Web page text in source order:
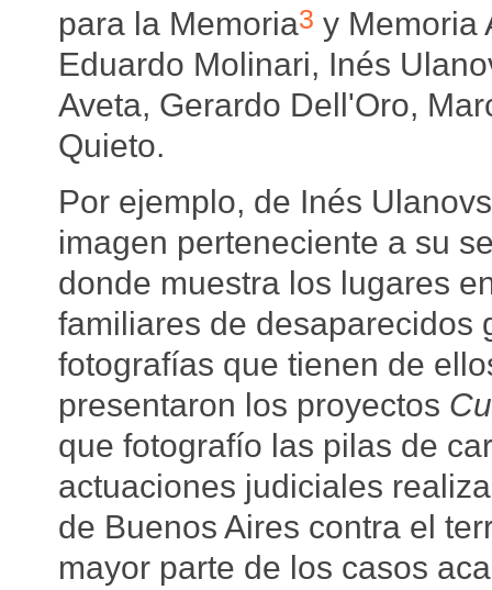
para la Memoria3 y Memoria
Eduardo Molinari, Inés
Aveta, Gerardo Dell'Oro,
Quieto.
Por ejemplo, de Inés
imagen perteneciente a su
donde muestra los lugares
familiares de desaparecidos
fotografías que tienen de
presentaron los proyectos
que fotografío las pilas de
actuaciones judiciales
de Buenos Aires contra el
mayor parte de los casos